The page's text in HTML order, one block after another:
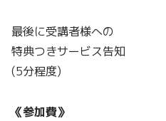
最後に受講者様への
特典つきサービス告知
(5分程度)
《参加費》